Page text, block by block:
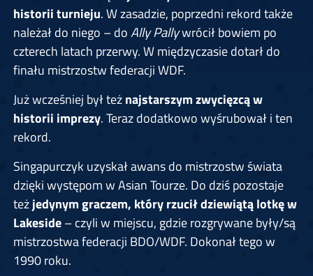
historii turnieju. W zasadzie, poprzedni rekord także
należał do niego – doAlly Pallywrócił bowiem po
czterech latach przerwy. W międzyczasie dotarł do
finału mistrzostw federacji WDF.
Już wcześniej był teżnajstarszym zwycięzcą w
historii imprezy. Teraz dodatkowo wyśrubował i ten
rekord.
Singapurczyk uzyskał awans do mistrzostw świata
dzięki występom w Asian Tourze. Do dziś pozostaje
teżjedynym graczem, który rzucił dziewiątą lotkę w
Lakeside– czyli w miejscu, gdzie rozgrywane były/są
mistrzostwa federacji BDO/WDF. Dokonał tego w
1990 roku.